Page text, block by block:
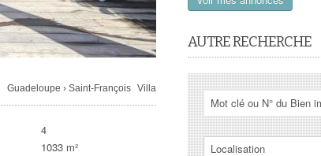
Guadeloupe › Saint-François Villa
4
1033 m²
AUTRE RECHERCHE